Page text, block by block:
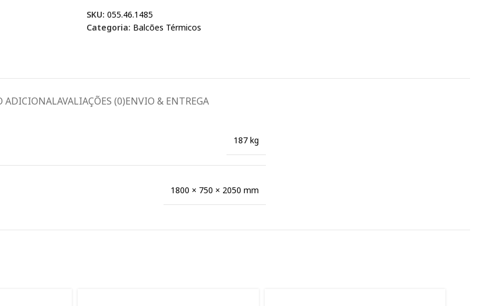
SKU: 055.46.1485
Categoria: Balcões Térmicos
ADICIONALAVALIAÇÕES (0)ENVIO & ENTREGA
187 kg
1800 × 750 × 2050 mm